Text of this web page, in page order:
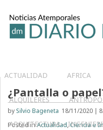
ACTUALIDAD AFRICA
ALQUILERES
ARQUITECTURA –
¿Pantalla o
by Silvio Bageneta 18/11/2020 |
Posted inActualidad,Ciencia e